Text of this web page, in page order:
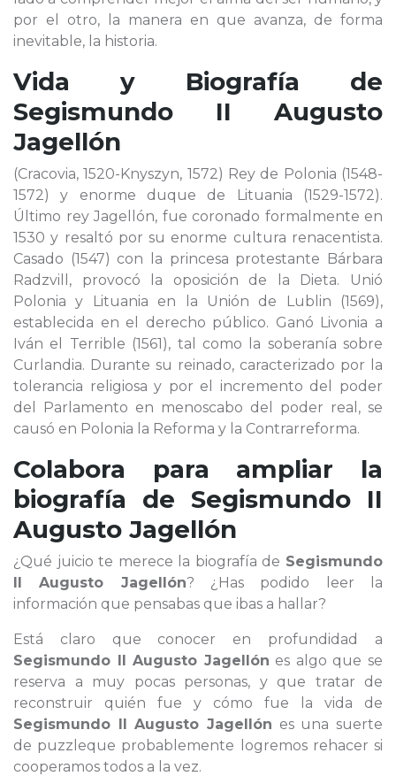
por el otro, la manera en que avanza, de forma
inevitable, la historia.
Vida y Biografía de
Segismundo II Augusto
Jagellón
(Cracovia, 1520-Knyszyn, 1572) Rey de Polonia (1548-
1572) y enorme duque de Lituania (1529-1572).
Último rey Jagellón, fue coronado formalmente en
1530 y resaltó por su enorme cultura renacentista.
Casado (1547) con la princesa protestante Bárbara
Radzvill, provocó la oposición de la Dieta. Unió
Polonia y Lituania en la Unión de Lublin (1569),
establecida en el derecho público. Ganó Livonia a
Iván el Terrible (1561), tal como la soberanía sobre
Curlandia. Durante su reinado, caracterizado por la
tolerancia religiosa y por el incremento del poder
del Parlamento en menoscabo del poder real, se
causó en Polonia la Reforma y la Contrarreforma.
Colabora para ampliar la
biografía de Segismundo II
Augusto Jagellón
¿Qué juicio te merece la biografía de Segismundo
II Augusto Jagellón? ¿Has podido leer la
información que pensabas que ibas a hallar?
Está claro que conocer en profundidad a
Segismundo II Augusto Jagellón es algo que se
reserva a muy pocas personas, y que tratar de
reconstruir quién fue y cómo fue la vida de
Segismundo II Augusto Jagellón es una suerte
de puzzleque probablemente logremos rehacer si
cooperamos todos a la vez.